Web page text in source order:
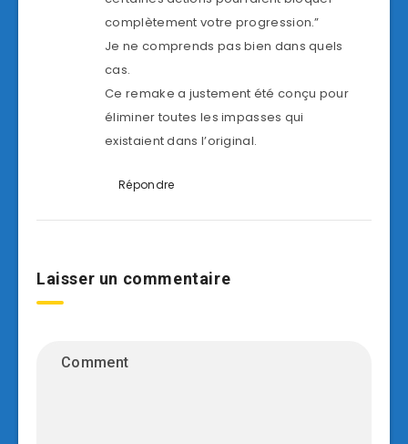
complètement votre progression.”
Je ne comprends pas bien dans quels
cas.
Ce remake a justement été conçu pour
éliminer toutes les impasses qui
existaient dans l’original.
Répondre
Laisser un commentaire